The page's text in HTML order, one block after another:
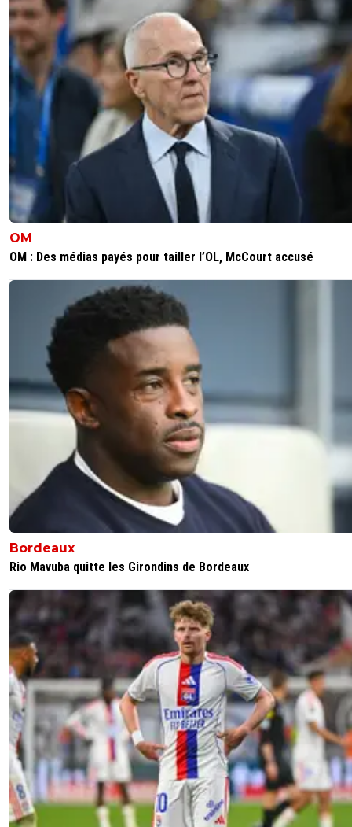
avec gerets il y a eu la ldc etc.... mais bon vu les
finances actuellement(ce qui n était pas le cas
car il n y avait pas encore la crise financière) en
générale,le club va avoir du mal a s en
sportivement sauf si ils ne perdent pas
cadres d un coup.
0+ Répondre
OM
OM : Des médias payés pour tailler l’OL, McCourt accusé
Bordeaux
Rio Mavuba quitte les Girondins de Bordeaux